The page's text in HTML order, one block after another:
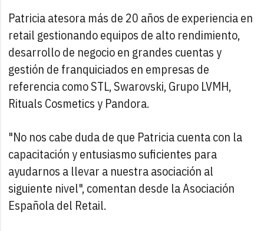
Patricia atesora más de 20 años de experiencia en
retail gestionando equipos de alto rendimiento,
desarrollo de negocio en grandes cuentas y
gestión de franquiciados en empresas de
referencia como STL, Swarovski, Grupo LVMH,
Rituals Cosmetics y Pandora.
"No nos cabe duda de que Patricia cuenta con la
capacitación y entusiasmo suficientes para
ayudarnos a llevar a nuestra asociación al
siguiente nivel", comentan desde la Asociación
Española del Retail.